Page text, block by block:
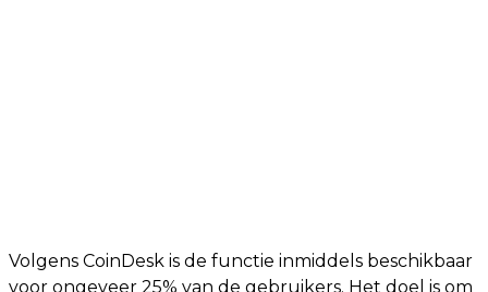
Volgens CoinDesk is de functie inmiddels beschikbaar
voor ongeveer 25% van de gebruikers. Het doel is om